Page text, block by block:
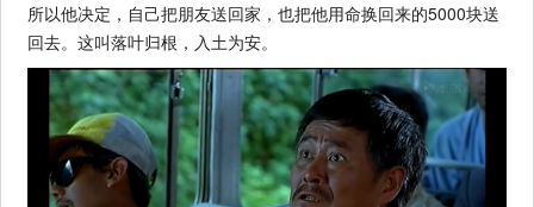
所以他决定，自己把朋友送回家，也把他用命换回来的5000块送
回去。这叫落叶归根，入土为安。